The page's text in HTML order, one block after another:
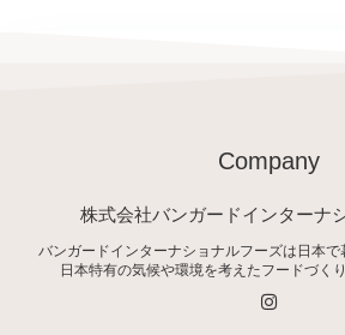
Company
株式会社バンガードインターナ
バンガードインターナショナルフーズは日本で
日本特有の気候や環境を考えたフードづく
I
n